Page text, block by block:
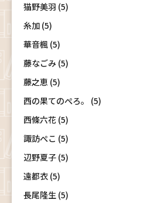
猫野美羽 (5)
糸加 (5)
華音楓 (5)
藤なごみ (5)
藤之恵 (5)
西の果てのぺろ。 (5)
西條六花 (5)
諏訪ぺこ (5)
辺野夏子 (5)
遠都衣 (5)
長尾隆生 (5)